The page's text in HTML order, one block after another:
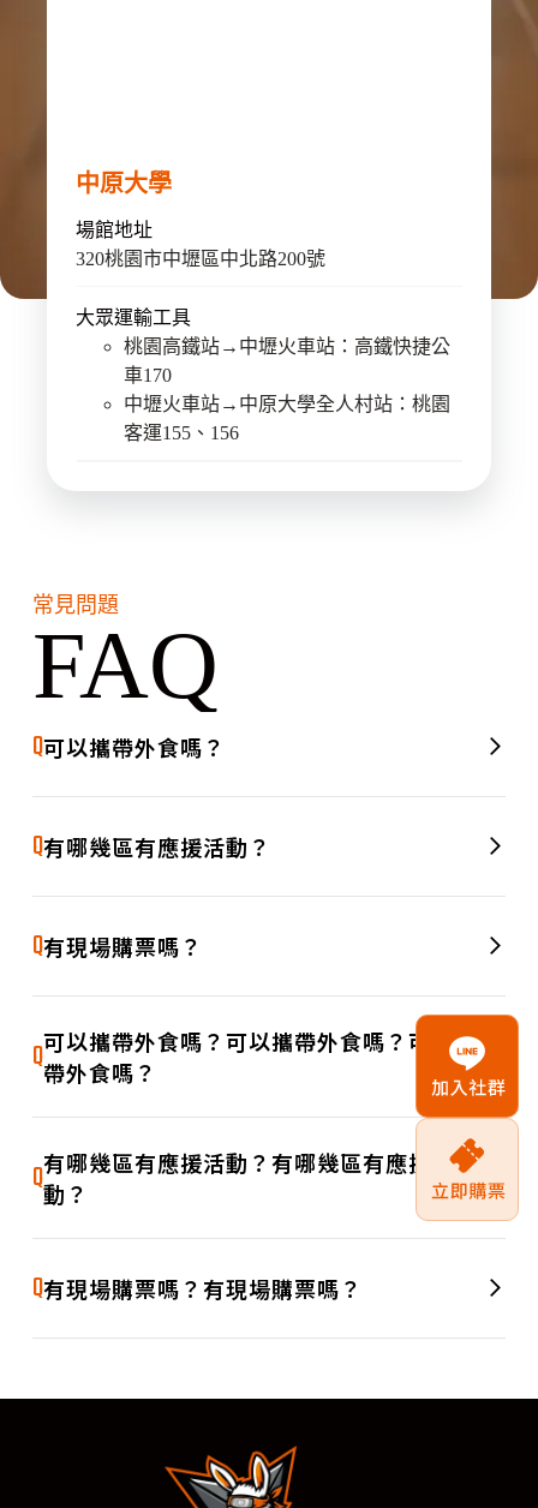
中原大學
場館地址
320桃園市中壢區中北路200號
大眾運輸工具
桃園高鐵站→中壢火車站：高鐵快捷公
車170
中壢火車站→中原大學全人村站：桃園
客運155、156
常見問題
FAQ
Q可以攜帶外食嗎？
A 字測試文字測試文字測試文字測試文字測試文字測試文字測試
文字測試文字測試文字測試文字測試文字測試文字測試文字
Q有哪幾區有應援活動？
A 字測試文字測試文字測試文字測試文字測試文字測試文字測試
文字測試文字測試文字測試文字測試文字測試文字測試文字
Q有現場購票嗎？
字測試文字測試文字測試文字測試文字測試文字測試文字測試
文字測試文字測試文字測試文字測試文字測試文字測試文字
Q可以攜帶外食嗎？可以攜帶外食嗎？可以攜
帶外食嗎？
測試文字測試文字測試文字測試文字測試文字測試文字測試文
字測試文字測試文字測試文字測試文字測試文字測試文字測試
文字測試文字測試文字測試文字測試文字測試文字測試文字
Q有哪幾區有應援活動？有哪幾區有應援活
動？
A 字測試文字測試文字測試文字測試文字測試文字測試文字測試
文字測試文字測試文字測試文字測試文字測試文字測試文字
Q有現場購票嗎？有現場購票嗎？
文字測試文字測試文字測試文字測試文字測試文字測試文字